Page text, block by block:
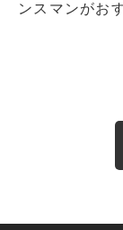
ンスマンがお